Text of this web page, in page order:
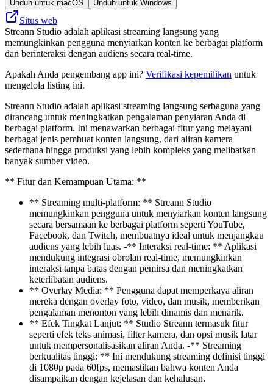
Unduh untuk macOS Unduh untuk Windows
Situs web
Streann Studio adalah aplikasi streaming langsung yang
memungkinkan pengguna menyiarkan konten ke berbagai platform
dan berinteraksi dengan audiens secara real-time.
Apakah Anda pengembang app ini? Verifikasi kepemilikan untuk
mengelola listing ini.
Streann Studio adalah aplikasi streaming langsung serbaguna yang
dirancang untuk meningkatkan pengalaman penyiaran Anda di
berbagai platform. Ini menawarkan berbagai fitur yang melayani
berbagai jenis pembuat konten langsung, dari aliran kamera
sederhana hingga produksi yang lebih kompleks yang melibatkan
banyak sumber video.
** Fitur dan Kemampuan Utama: **
** Streaming multi-platform: ** Streann Studio
memungkinkan pengguna untuk menyiarkan konten langsung
secara bersamaan ke berbagai platform seperti YouTube,
Facebook, dan Twitch, membuatnya ideal untuk menjangkau
audiens yang lebih luas. -** Interaksi real-time: ** Aplikasi
mendukung integrasi obrolan real-time, memungkinkan
interaksi tanpa batas dengan pemirsa dan meningkatkan
keterlibatan audiens.
** Overlay Media: ** Pengguna dapat memperkaya aliran
mereka dengan overlay foto, video, dan musik, memberikan
pengalaman menonton yang lebih dinamis dan menarik.
** Efek Tingkat Lanjut: ** Studio Streann termasuk fitur
seperti efek teks animasi, filter kamera, dan opsi musik latar
untuk mempersonalisasikan aliran Anda. -** Streaming
berkualitas tinggi: ** Ini mendukung streaming definisi tinggi
di 1080p pada 60fps, memastikan bahwa konten Anda
disampaikan dengan kejelasan dan kehalusan.